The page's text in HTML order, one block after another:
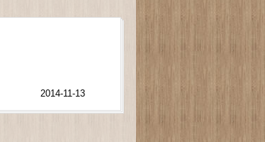
2014-11-13